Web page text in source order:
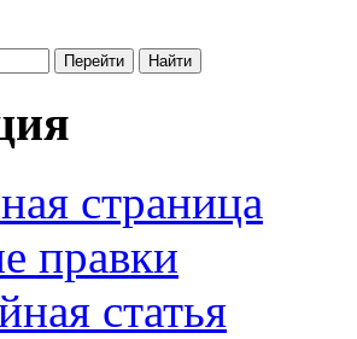
страница
правки
статья